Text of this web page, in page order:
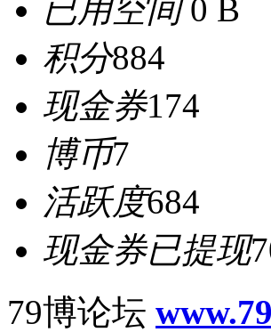
已用空间0 B
积分884
现金券174
博币7
活跃度684
现金券已提现
79博论坛